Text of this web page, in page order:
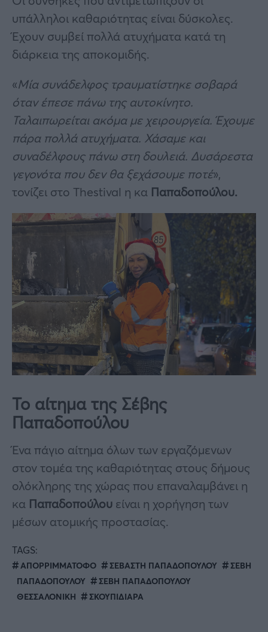
υπάλληλοι καθαριότητας είναι δύσκολες.
Έχουν συμβεί πολλά ατυχήματα κατά τη
διάρκεια της αποκομιδής.
«Μία συνάδελφος τραυματίστηκε σοβαρά
όταν έπεσε πάνω της αυτοκίνητο.
Ταλαιπωρείται ακόμα με χειρουργεία. Έχουμε
πάρα πολλά ατυχήματα. Χάσαμε και
συναδέλφους πάνω στη δουλειά. Δυσάρεστα
γεγονότα που δεν θα ξεχάσουμε ποτέ»,
τονίζει στο Thestival η κα Παπαδοπούλου.
Το αίτημα της Σέβης
Παπαδοπούλου
Ένα πάγιο αίτημα όλων των εργαζόμενων
στον τομέα της καθαριότητας στους δήμους
ολόκληρης της χώρας που επαναλαμβάνει η
κα Παπαδοπούλου είναι η χορήγηση των
μέσων ατομικής προστασίας.
TAGS:
ΑΠΟΡΡΙΜΜΑΤΟΦΟ ΣΕΒΑΣΤΗ ΠΑΠΑΔΟΠΟΥΛΟΥ
ΣΕΒΗ
ΠΑΠΑΔΟΠΟΥΛΟΥ
ΣΕΒΗ ΠΑΠΑΔΟΠΟΥΛΟΥ
ΘΕΣΣΑΛΟΝΙΚΗ
ΣΚΟΥΠΙΔΙΑΡΑ